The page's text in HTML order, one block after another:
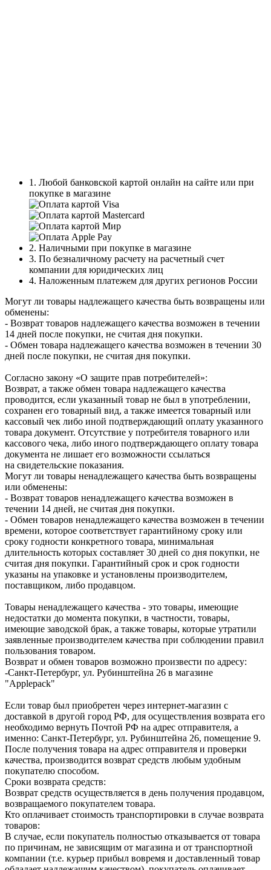
1. Любой банковской картой онлайн на сайте или при
покупке в магазине
2. Наличными при покупке в магазине
3. По безналичному расчету на расчетный счет
компании для юридических лиц
4. Наложенным платежем для других регионов России
Могут ли товары надлежащего качества быть возвращены или
обменены:
- Возврат товаров надлежащего качества возможен в течении
14 дней после покупки, не считая дня покупки.
- Обмен товара надлежащего качества возможен в течении 30
дней после покупки, не считая дня покупки.
Согласно закону «О защите прав потребителей»:
Возврат, а также обмен товара надлежащего качества
проводится, если указанный товар не был в употреблении,
сохранен его товарный вид, а также имеется товарный или
кассовый чек либо иной подтверждающий оплату указанного
товара документ. Отсутствие у потребителя товарного или
кассового чека, либо иного подтверждающего оплату товара
документа не лишает его возможности ссылаться
на свидетельские показания.
Могут ли товары ненадлежащего качества быть возвращены
или обменены:
- Возврат товаров ненадлежащего качества возможен в
течении 14 дней, не считая дня покупки.
- Обмен товаров ненадлежащего качества возможен в течении
времени, которое соответствует гарантийному сроку или
сроку годности конкретного товара, минимальная
длительность которых составляет 30 дней со дня покупки, не
считая дня покупки. Гарантийный срок и срок годности
указаны на упаковке и установлены производителем,
поставщиком, либо продавцом.
Товары ненадлежащего качества - это товары, имеющие
недостатки до момента покупки, в частности, товары,
имеющие заводской брак, а также товары, которые утратили
заявленные производителем качества при соблюдении правил
пользования товаром.
Возврат и обмен товаров возможно произвести по адресу:
-Санкт-Петербург, ул. Рубинштейна 26 в магазине
"Applepack"
Если товар был приобретен через интернет-магазин с
доставкой в другой город РФ, для осуществления возврата его
необходимо вернуть Почтой РФ на адрес отправителя, а
именно: Санкт-Петербург, ул. Рубинштейна 26, помещение 9.
После получения товара на адрес отправителя и проверки
качества, производится возврат средств любым удобным
покупателю способом.
Сроки возврата средств:
Возврат средств осуществляется в день получения продавцом,
возвращаемого покупателем товара.
Кто оплачивает стоимость транспортировки в случае возврата
товаров:
В случае, если покупатель полностью отказывается от товара
по причинам, не зависящим от магазина и от транспортной
компании (т.е. курьер прибыл вовремя и доставленный товар